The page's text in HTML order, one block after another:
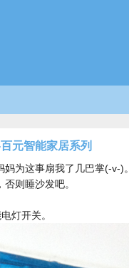
元智能家居系列
为这事扇我了几巴掌(-v-)。
则睡沙发吧。
灯开关。